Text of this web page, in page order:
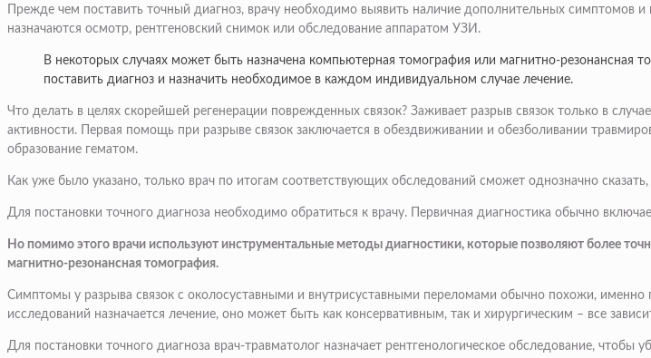
Прежде чем поставить точный диагноз, врачу необходимо выявить наличие дополнительных симптомов
назначаются осмотр, рентгеновский снимок или обследование аппаратом УЗИ.
В некоторых случаях может быть назначена компьютерная томография или магнитно-
поставить диагноз и назначить необходимое в каждом индивидуальном случае лечение.
Что делать в целях скорейшей регенерации поврежденных связок? Заживает разрыв связок только в
активности. Первая помощь при разрыве связок заключается в обездвиживании и обезболивании
образование гематом.
Как уже было указано, только врач по итогам соответствующих обследований сможет однозначно
Для постановки точного диагноза необходимо обратиться к врачу. Первичная диагностика обычно
Но помимо этого врачи используют инструментальные методы диагностики, которые позволяют более
магнитно-резонансная томография.
Симптомы у разрыва связок с околосуставными и внутрисуставными переломами обычно похожи,
исследований назначается лечение, оно может быть как консервативным, так и хирургическим – все
Для постановки точного диагноза врач-травматолог назначает рентгенологическое обследование,